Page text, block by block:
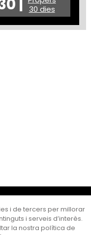
|
30 dies
08302)
i de tercers per millorar
i serveis d’interès.
la nostra política de